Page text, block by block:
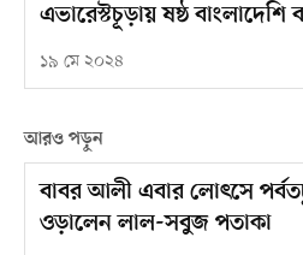
এভারেস্টচূড়ায় ষষ্ঠ
১৯ মে ২০২৪
আরও পড়ুন
বাবর আলী এবার লোৎসে
ওড়ালেন লাল-সবুজ পতাকা